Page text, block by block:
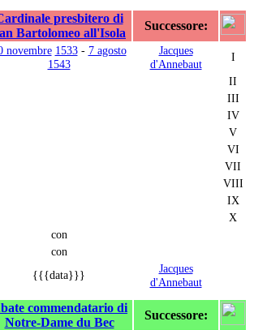
presbitero di
Bartolomeo all'Isola
Successore:
novembre 1533- 7 agosto
1543
Jacques
d'Annebaut
I
II
III
IV
V
VI
VII
VIII
IX
X
con
con
{{{data}}}
Jacques
d'Annebaut
commendatario di
Notre-Dame du Bec
Successore: